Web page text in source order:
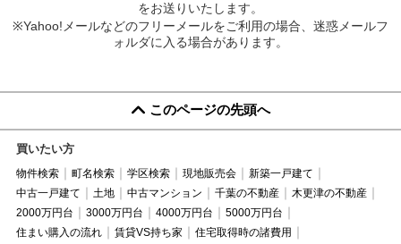
をお送りいたします。
※Yahoo!メールなどのフリーメールをご利用の場合、迷惑メールフ
ォルダに入る場合があります。
このページの先頭へ
買いたい方
物件検索 町名検索 学区検索 現地販売会
新築一戸建て
中古一戸建て
土地 中古マンション 千葉の不動産
木更津の不動産
2000万円台
3000万円台 4000万円台
5000万円台
住まい購入の流れ
賃貸VS持ち家
住宅取得時の諸費用